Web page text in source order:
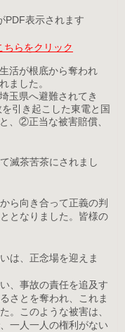
PDF表示されます
ちらをクリック
活が根底から奪われ
ました。
玉県へ避難されてき
引き起こした東電と国
、②正当な被害賠償、
滅茶苦茶にされまし
ら向き合って正義の判
となりました。皆様の
は、正念場を迎えま
、事故の責任を追及す
さとを奪われ、これま
。このような被害は、
一人一人の権利がない